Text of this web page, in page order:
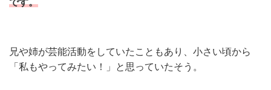
です。
兄や姉が芸能活動をしていたこともあり、小さい頃から
「私もやってみたい！」と思っていたそう。